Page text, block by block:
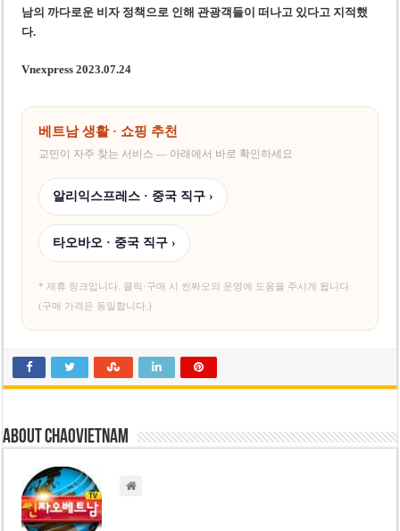
남의 까다로운 비자 정책으로 인해 관광객들이 떠나고 있다고 지적했
다.
Vnexpress 2023.07.24
베트남 생활 · 쇼핑 추천
교민이 자주 찾는 서비스 — 아래에서 바로 확인하세요
알리익스프레스 · 중국 직구 ›
타오바오 · 중국 직구 ›
* 제휴 링크입니다. 클릭·구매 시 씬짜오의 운영에 도움을 주시게 됩니다.
(구매 가격은 동일합니다.)
About chaovietnam